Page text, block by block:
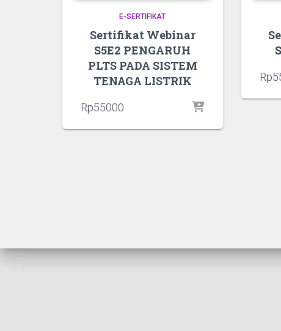
E-SERTIFIKAT
Sertifikat Webinar
S5E2 PENGARUH
PLTS PADA SISTEM
TENAGA LISTRIK
Rp55000
Rp